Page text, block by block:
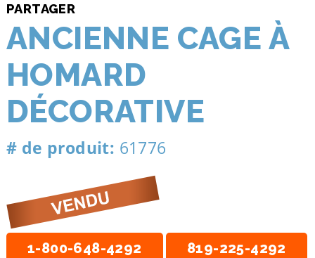
PARTAGER
ANCIENNE CAGE À
HOMARD
DÉCORATIVE
# de produit: 61776
1-800-648-4292 819-225-4292